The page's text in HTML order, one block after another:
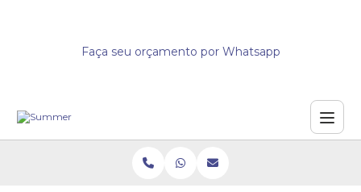
Faça seu orçamento por Whatsapp